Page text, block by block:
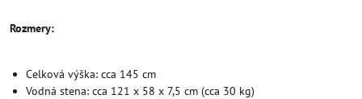
Rozmery:
Celková výška: cca 145 cm
Vodná stena: cca 121 x 58 x 7,5 cm (cca 30 kg)